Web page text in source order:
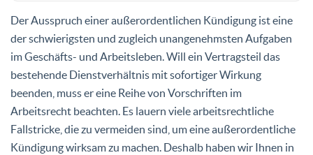
Der Ausspruch einer außerordentlichen Kündigung ist eine
der schwierigsten und zugleich unangenehmsten Aufgaben
im Geschäfts- und Arbeitsleben. Will ein Vertragsteil das
bestehende Dienstverhältnis mit sofortiger Wirkung
beenden, muss er eine Reihe von Vorschriften im
Arbeitsrecht beachten. Es lauern viele arbeitsrechtliche
Fallstricke, die zu vermeiden sind, um eine außerordentliche
Kündigung wirksam zu machen. Deshalb haben wir Ihnen in